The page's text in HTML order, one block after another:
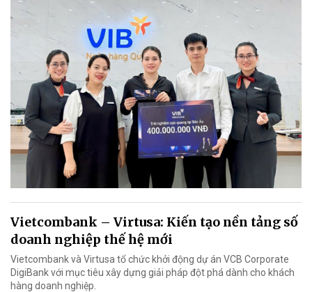
Vietcombank – Virtusa: Kiến tạo nền tảng số
doanh nghiệp thế hệ mới
Vietcombank và Virtusa tổ chức khởi động dự án VCB Corporate
DigiBank với mục tiêu xây dựng giải pháp đột phá dành cho khách
hàng doanh nghiệp.